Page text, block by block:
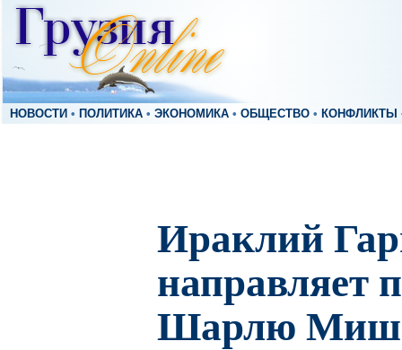
НОВОСТИ • ПОЛИТИКА • ЭКОНОМИКА • ОБЩЕСТВО • КОНФЛИКТЫ
Ираклий
направляет
Шарлю